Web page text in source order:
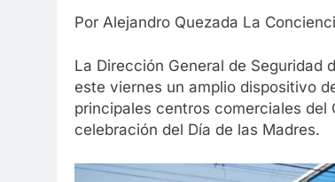
Por Alejandro Quezada La
La Dirección General de Seguridad
este viernes un amplio dispositivo
principales centros comerciales del
celebración del Día de las Madres.